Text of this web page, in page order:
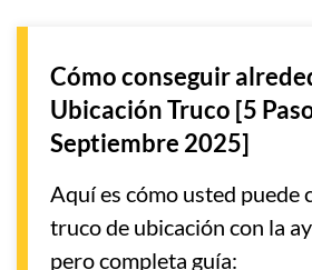
Cómo conseguir
Ubicación Truco [5
Septiembre 2025]
Aquí es cómo usted puede
truco de ubicación con la
pero completa guía: